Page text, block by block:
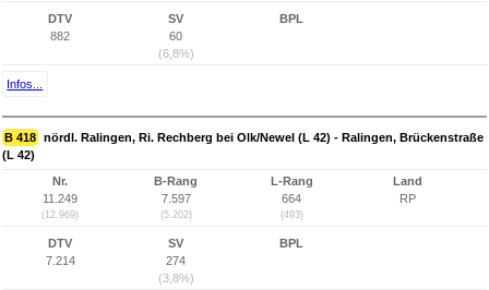
DTV
882
SV
60
(6,8%)
BPL
Infos...
B 418 nördl. Ralingen, Ri. Rechberg bei Olk/Newel (L 42) - Ralingen, Brückenstraße
(L 42)
Nr.
11.249
(12.969)
B-Rang
7.597
(5.202)
L-Rang
664
(493)
Land
RP
DTV
7.214
SV
274
(3,8%)
BPL